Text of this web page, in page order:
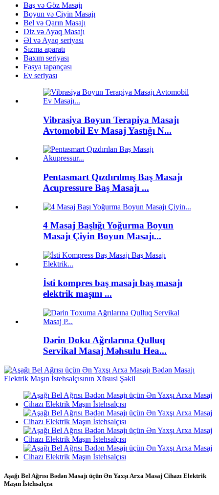
Baş və Göz Masajı
Boyun və Çiyin Masajı
Bel və Qarın Masajı
Diz və Ayaq Masajı
Əl və Ayaq seriyası
Sızma aparatı
Baxım seriyası
Fasya tapançası
Ev seriyası
Vibrasiya Boyun Terapiya Masajı
Avtomobil Ev Masaj Yastığı N...
Pentasmart Qızdırılmış Baş Masajı
Acupressure Baş Masajı ...
4 Masaj Başlığı Yoğurma Boyun
Masajı Çiyin Boyun Masajı...
İsti kompres baş masajı baş masajı
elektrik maşını ...
Dərin Doku Ağrılarına Qulluq
Servikal Masaj Məhsulu Hea...
Aşağı Bel Ağrısı Bədən Masajı üçün Ən Yaxşı Arxa Masaj Cihazı Elektrik
Maşın İstehsalçısı